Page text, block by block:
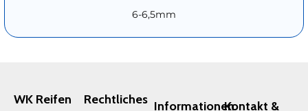
6-6,5mm
WK Reifen Rechtliches InformationenKontakt &